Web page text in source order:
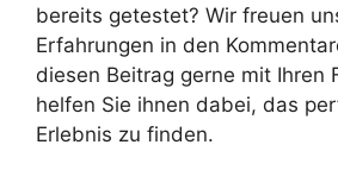
bereits getestet? Wir freuen
Erfahrungen in den
diesen Beitrag gerne mit Ihren
helfen Sie ihnen dabei, das
Erlebnis zu finden.